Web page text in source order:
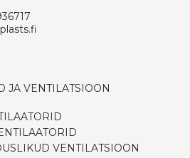
JA VENTILATSIOON
VENTILATSIOON